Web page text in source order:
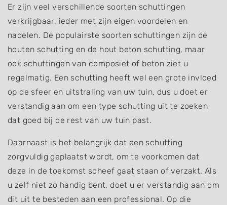
Er zijn veel verschillende soorten schuttingen
verkrijgbaar, ieder met zijn eigen voordelen en
nadelen. De populairste soorten schuttingen zijn de
houten schutting en de hout beton schutting, maar
ook schuttingen van composiet of beton ziet u
regelmatig. Een schutting heeft wel een grote invloed
op de sfeer en uitstraling van uw tuin, dus u doet er
verstandig aan om een type schutting uit te zoeken
dat goed bij de rest van uw tuin past.
Daarnaast is het belangrijk dat een schutting
zorgvuldig geplaatst wordt, om te voorkomen dat
deze in de toekomst scheef gaat staan of verzakt. Als
u zelf niet zo handig bent, doet u er verstandig aan om
dit uit te besteden aan een professional. Op die